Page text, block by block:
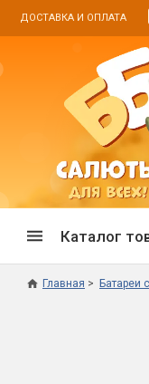
ДОСТАВКА И ОПЛАТА
Каталог
Главная Батареи